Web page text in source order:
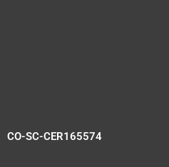
CO-SC-CER165574